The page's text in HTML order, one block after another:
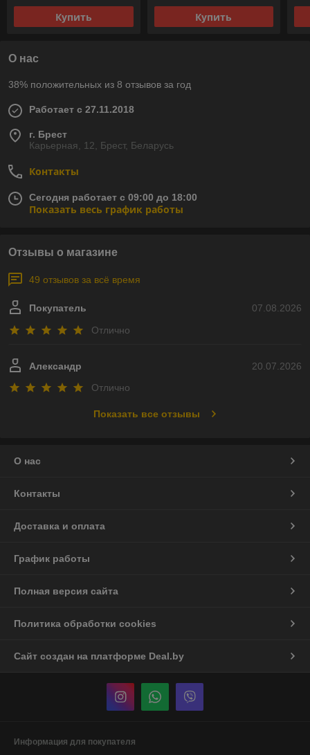
Купить Купить
О нас
38% положительных из 8 отзывов за год
Работает с 27.11.2018
г. Брест
Карьерная, 12, Брест, Беларусь
Контакты
Сегодня работает с 09:00 до 18:00
Показать весь график работы
Отзывы о магазине
49 отзывов за всё время
07.08.2026
Покупатель
Отлично
20.07.2026
Александр
Отлично
Показать все отзывы
О нас
Контакты
Доставка и оплата
График работы
Полная версия сайта
Политика обработки cookies
Сайт создан на платформе Deal.by
Информация для покупателя